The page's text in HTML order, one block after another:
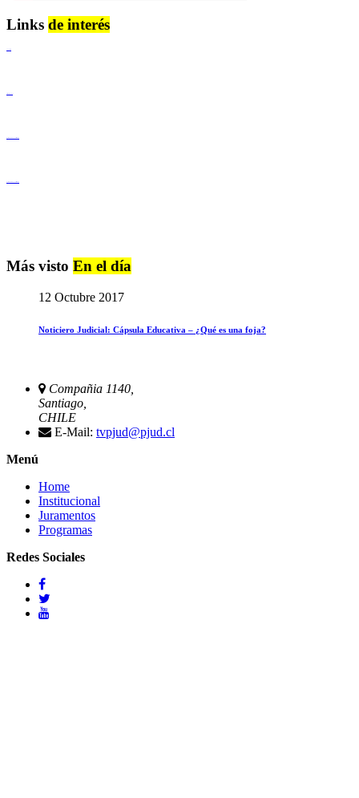
Links de interés
Más visto En el día
12 Octubre 2017
Noticiero Judicial: Cápsula Educativa – ¿Qué es una foja?
Compañia 1140,
Santiago,
CHILE
E-Mail: tvpjud@pjud.cl
Menú
Home
Institucional
Juramentos
Programas
Redes Sociales